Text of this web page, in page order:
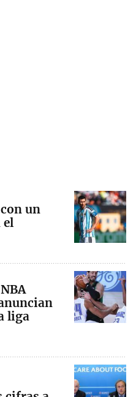
un
el
liga